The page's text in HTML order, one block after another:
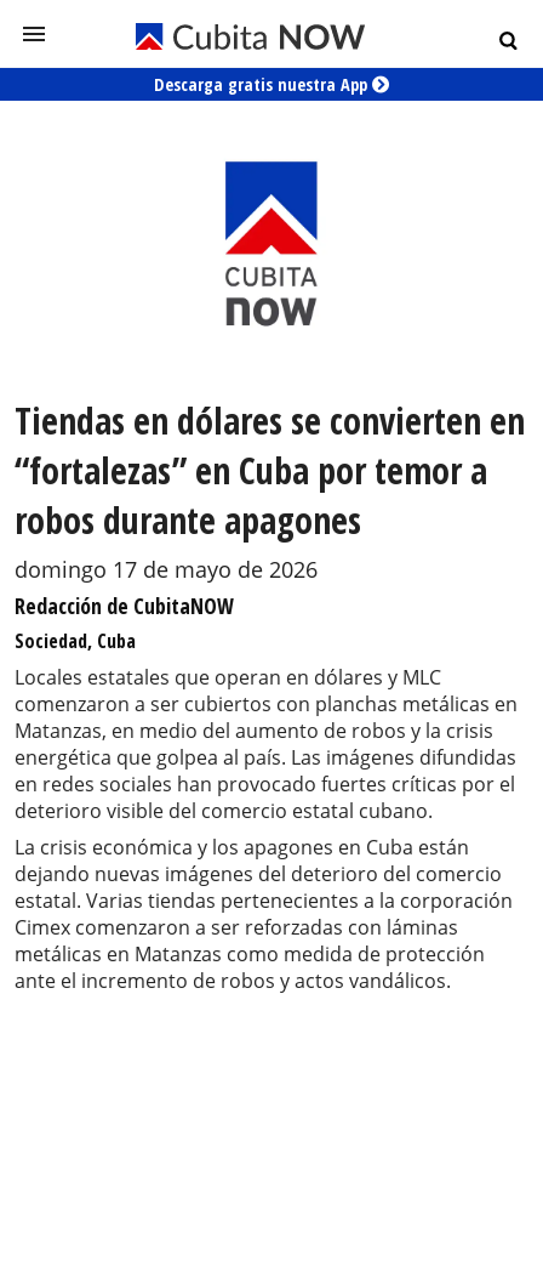
Descarga gratis nuestra App
Tiendas en dólares se convierten en
“fortalezas” en Cuba por temor a
robos durante apagones
domingo 17 de mayo de 2026
Redacción de CubitaNOW
Sociedad, Cuba
Locales estatales que operan en dólares y MLC
comenzaron a ser cubiertos con planchas metálicas en
Matanzas, en medio del aumento de robos y la crisis
energética que golpea al país. Las imágenes difundidas
en redes sociales han provocado fuertes críticas por el
deterioro visible del comercio estatal cubano.
La crisis económica y los apagones en Cuba están
dejando nuevas imágenes del deterioro del comercio
estatal. Varias tiendas pertenecientes a la corporación
Cimex comenzaron a ser reforzadas con láminas
metálicas en Matanzas como medida de protección
ante el incremento de robos y actos vandálicos.